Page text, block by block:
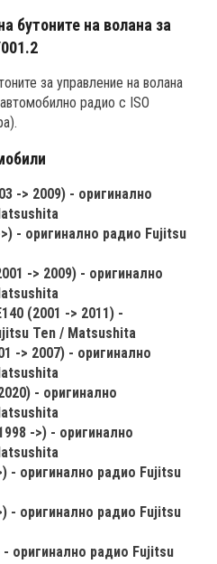
бутоните на волана за
за управление на волана
радио с ISO
-> 2009) - оригинално
- оригинално радио Fujitsu
-> 2009) - оригинално
(2001 -> 2011) -
Ten / Matsushita
-> 2007) - оригинално
- оригинално
->) - оригинално
- оригинално радио Fujitsu
- оригинално радио Fujitsu
оригинално радио Fujitsu